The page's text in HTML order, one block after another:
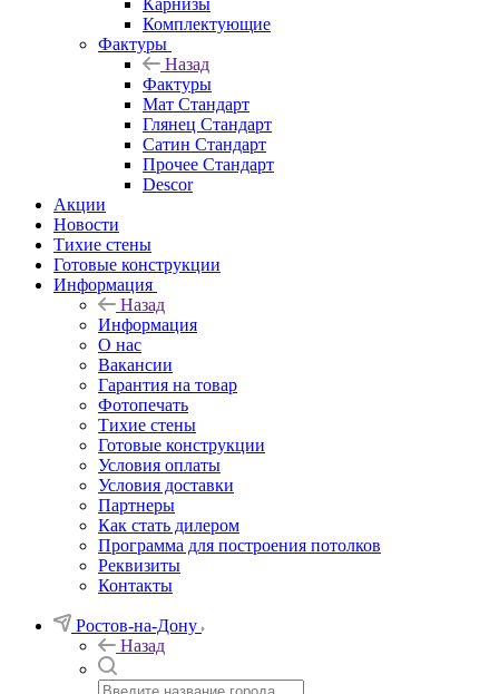
Карнизы
Комплектующие
Фактуры
Назад
Фактуры
Мат Стандарт
Глянец Стандарт
Сатин Стандарт
Прочее Стандарт
Descor
Акции
Новости
Тихие стены
Готовые конструкции
Информация
Назад
Информация
О нас
Вакансии
Гарантия на товар
Фотопечать
Тихие стены
Готовые конструкции
Условия оплаты
Условия доставки
Партнеры
Как стать дилером
Программа для построения потолков
Реквизиты
Контакты
Ростов-на-Дону
Назад